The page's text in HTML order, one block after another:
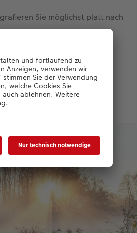
Sie möglichst platt nach